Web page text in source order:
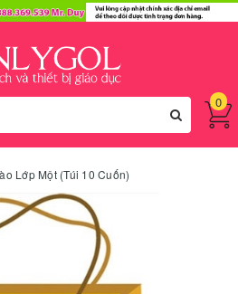
0
Lớp Một (Túi 10 Cuốn)